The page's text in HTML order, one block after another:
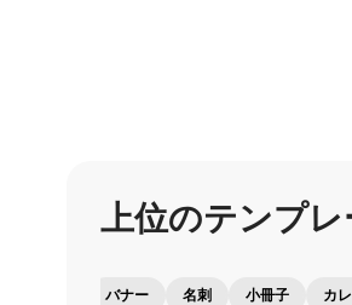
上位のテンプ
バナー 名刺 小冊子 カ